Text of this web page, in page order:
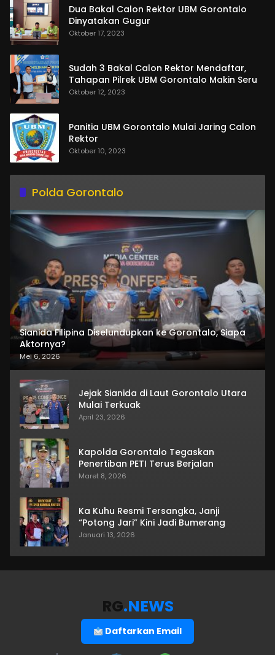
Dua Bakal Calon Rektor UBM Gorontalo
Dinyatakan Gugur
Oktober 17, 2023
Sudah 3 Bakal Calon Rektor Mendaftar,
Tahapan Pilrek UBM Gorontalo Makin Seru
Oktober 12, 2023
Panitia UBM Gorontalo Mulai Jaring Calon
Rektor
Oktober 10, 2023
Polda Gorontalo
Sianida Filipina Diselundupkan ke Gorontalo, Siapa
Aktornya?
Mei 6, 2026
Jejak Sianida di Laut Gorontalo Utara
Mulai Terkuak
April 23, 2026
Kapolda Gorontalo Tegaskan
Penertiban PETI Terus Berjalan
Maret 8, 2026
Ka Kuhu Resmi Tersangka, Janji
“Potong Jari” Kini Jadi Bumerang
Januari 13, 2026
RG.NEWS
Daftarkan Email